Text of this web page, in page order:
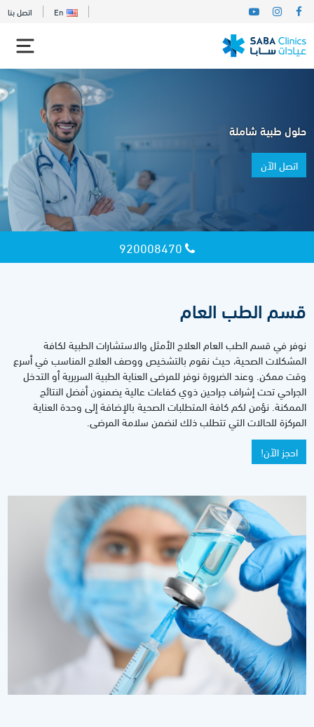
En اتصل بنا
حلول طبية شاملة
اتصل الآن
قسم الطب العام
نوفر في قسم الطب العام العلاج الأمثل والاستشارات الطبية لكافة
المشكلات الصحية، حيث نقوم بالتشخيص ووصف العلاج المناسب في أسرع
وقت ممكن. وعند الضرورة نوفر للمرضى العناية الطبية السريرية أو التدخل
الجراحي تحت إشراف جراحين ذوي كفاءات عالية يضمنون أفضل النتائج
الممكنة. نؤمن لكم كافة المتطلبات الصحية بالإضافة إلى وحدة العناية
المركزة للحالات التي تتطلب ذلك لنضمن سلامة المرضى.
احجز الآن!